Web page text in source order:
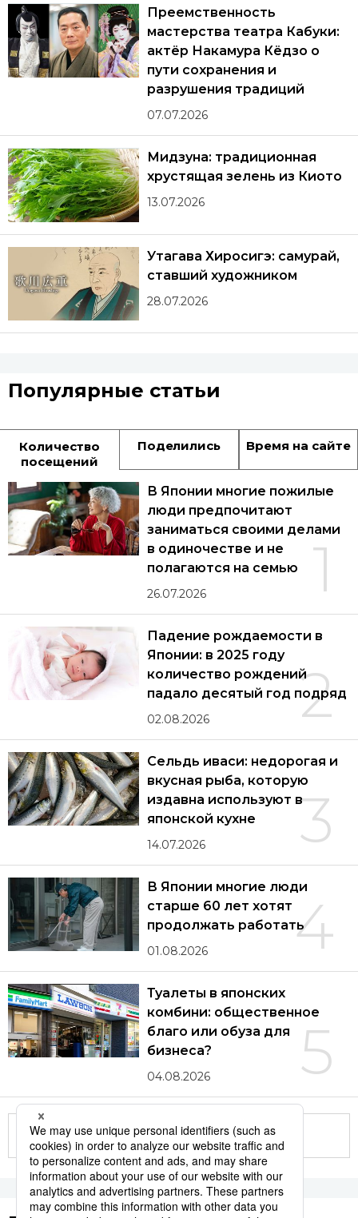
Преемственность
мастерства театра Кабуки:
актёр Накамура Кёдзо о
пути сохранения и
разрушения традиций
07.07.2026
Мидзуна: традиционная
хрустящая зелень из Киото
13.07.2026
Утагава Хиросигэ: самурай,
ставший художником
28.07.2026
Популярные статьи
Количество
посещений
Поделились Время на сайте
1
В Японии многие пожилые
люди предпочитают
заниматься своими делами
в одиночестве и не
полагаются на семью
26.07.2026
2
Падение рождаемости в
Японии: в 2025 году
количество рождений
падало десятый год подряд
02.08.2026
3
Сельдь иваси: недорогая и
вкусная рыба, которую
издавна используют в
японской кухне
14.07.2026
4
В Японии многие люди
старше 60 лет хотят
продолжать работать
01.08.2026
5
Туалеты в японских
комбини: общественное
благо или обуза для
бизнеса?
04.08.2026
Другие статьи по теме